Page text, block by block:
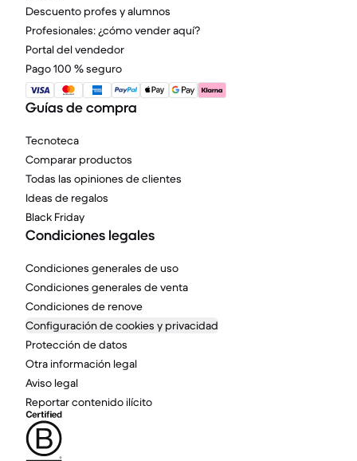
Descuento profes y alumnos
Profesionales: ¿cómo vender aquí?
Portal del vendedor
Pago 100 % seguro
Guías de compra
Tecnoteca
Comparar productos
Todas las opiniones de clientes
Ideas de regalos
Black Friday
Condiciones legales
Condiciones generales de uso
Condiciones generales de venta
Condiciones de renove
Configuración de cookies y privacidad
Protección de datos
Otra información legal
Aviso legal
Reportar contenido ilícito